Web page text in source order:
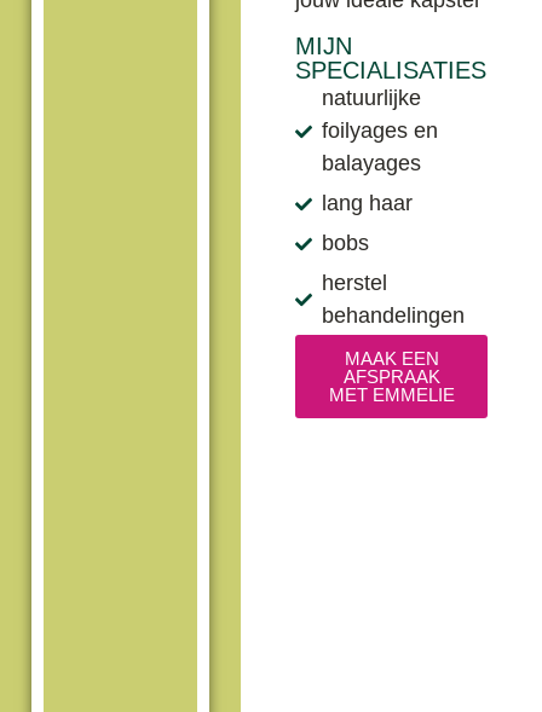
MIJN
SPECIALISATIES
natuurlijke
foilyages en
balayages
lang haar
bobs
herstel
behandelingen
MAAK EEN
AFSPRAAK
MET EMMELIE